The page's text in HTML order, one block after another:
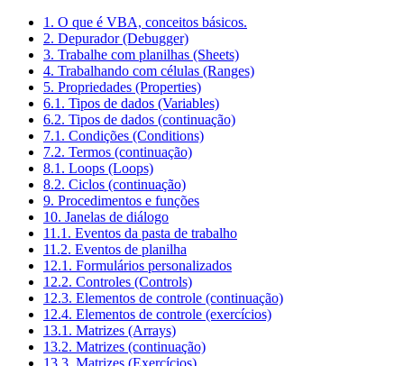
1. O que é VBA, conceitos básicos.
2. Depurador (Debugger)
3. Trabalhe com planilhas (Sheets)
4. Trabalhando com células (Ranges)
5. Propriedades (Properties)
6.1. Tipos de dados (Variables)
6.2. Tipos de dados (continuação)
7.1. Condições (Conditions)
7.2. Termos (continuação)
8.1. Loops (Loops)
8.2. Ciclos (continuação)
9. Procedimentos e funções
10. Janelas de diálogo
11.1. Eventos da pasta de trabalho
11.2. Eventos de planilha
12.1. Formulários personalizados
12.2. Controles (Controls)
12.3. Elementos de controle (continuação)
12.4. Elementos de controle (exercícios)
13.1. Matrizes (Arrays)
13.2. Matrizes (continuação)
13.3. Matrizes (Exercícios)